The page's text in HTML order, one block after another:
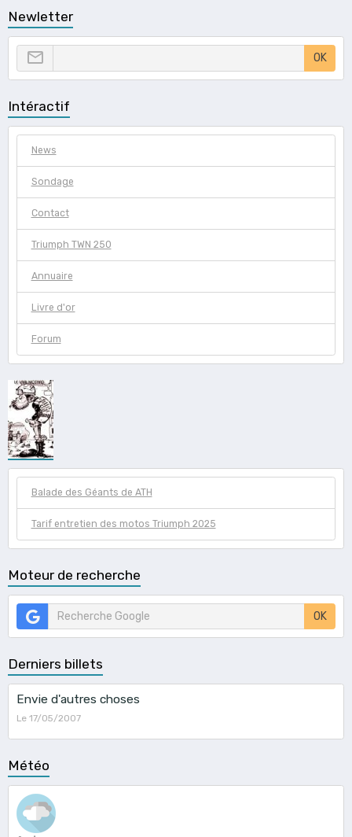
Newletter
OK
Intéractif
News
Sondage
Contact
Triumph TWN 250
Annuaire
Livre d'or
Forum
Balade des Géants de ATH
Tarif entretien des motos Triumph 2025
Moteur de recherche
OK
Derniers billets
Envie d'autres choses
Le 17/05/2007
Météo